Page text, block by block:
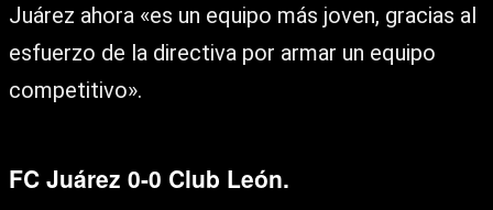
Juárez ahora «es un equipo más joven, gracias al
esfuerzo de la directiva por armar un equipo
competitivo».
FC Juárez 0-0 Club León.